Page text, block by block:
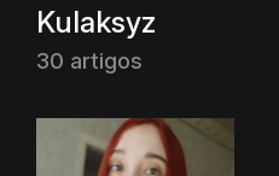
Kulaksyz
30 artigos